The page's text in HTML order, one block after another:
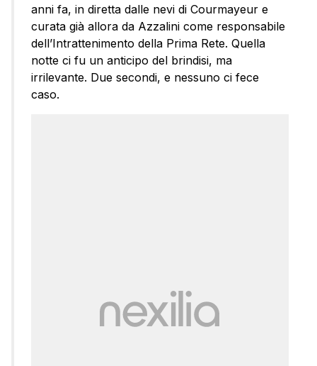
anni fa, in diretta dalle nevi di Courmayeur e
curata già allora da Azzalini come responsabile
dell’Intrattenimento della Prima Rete. Quella
notte ci fu un anticipo del brindisi, ma
irrilevante. Due secondi, e nessuno ci fece
caso.